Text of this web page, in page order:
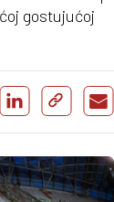
gostujućoj